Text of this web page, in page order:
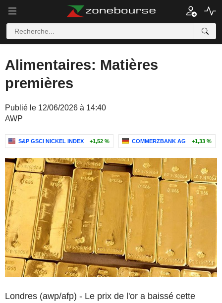
Alimentaires: Matières
premières
Publié le 12/06/2026 à 14:40
AWP
S&P GSCI NICKEL INDEX +1,52 % COMMERZBANK AG +1,33 %
Londres (awp/afp) - Le prix de l'or a baissé cette